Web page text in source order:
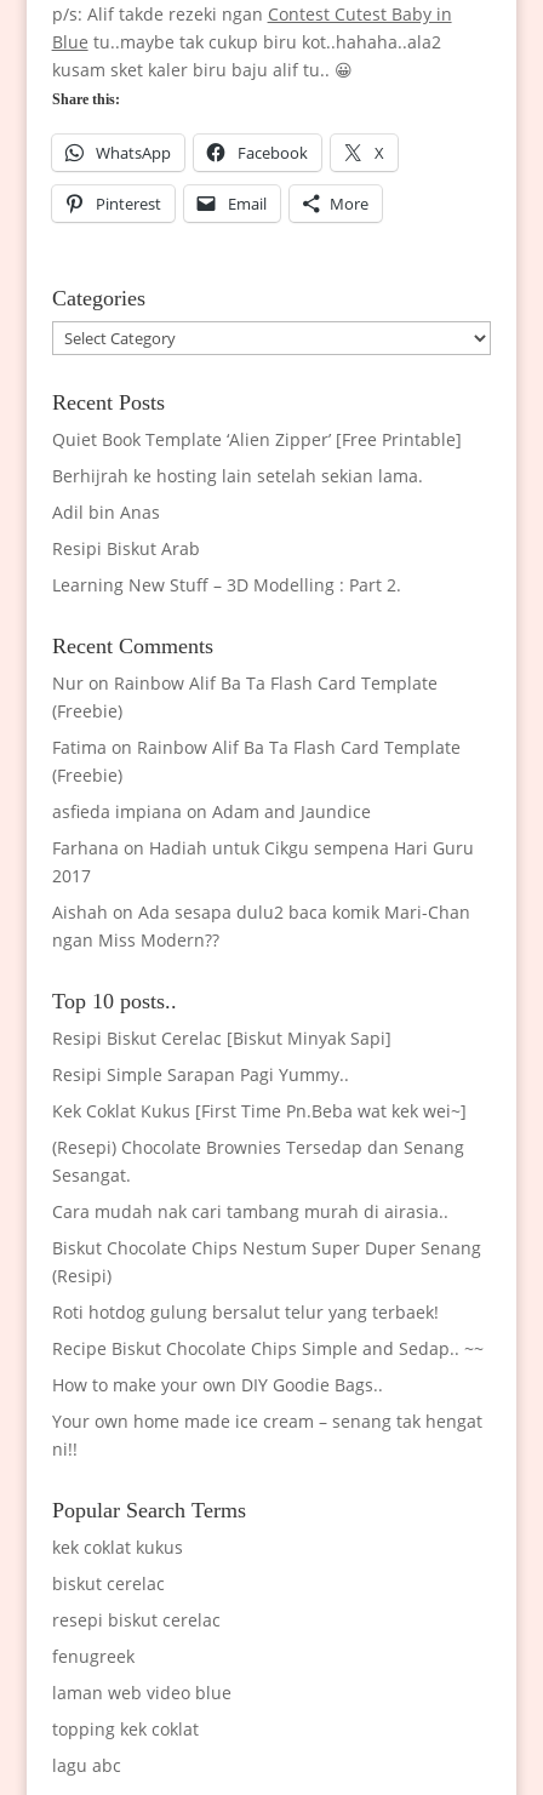
p/s: Alif takde rezeki ngan Contest Cutest Baby in
Blue tu..maybe tak cukup biru kot..hahaha..ala2
kusam sket kaler biru baju alif tu.. 😀
Share this:
WhatsApp Facebook X
Pinterest Email More
Categories
Categories
Recent Posts
Quiet Book Template ‘Alien Zipper’ [Free Printable]
Berhijrah ke hosting lain setelah sekian lama.
Adil bin Anas
Resipi Biskut Arab
Learning New Stuff – 3D Modelling : Part 2.
Recent Comments
Nuron Rainbow Alif Ba Ta Flash Card Template
(Freebie)
Fatima on Rainbow Alif Ba Ta Flash Card Template
(Freebie)
asfieda impiana on Adam and Jaundice
Farhana on Hadiah untuk Cikgu sempena Hari Guru
2017
Aishah on Ada sesapa dulu2 baca komik Mari-Chan
ngan Miss Modern??
Top 10 posts..
Resipi Biskut Cerelac [Biskut Minyak Sapi]
Resipi Simple Sarapan Pagi Yummy..
Kek Coklat Kukus [First Time Pn.Beba wat kek wei~]
(Resepi) Chocolate Brownies Tersedap dan Senang
Sesangat.
Cara mudah nak cari tambang murah di airasia..
Biskut Chocolate Chips Nestum Super Duper Senang
(Resipi)
Roti hotdog gulung bersalut telur yang terbaek!
Recipe Biskut Chocolate Chips Simple and Sedap.. ~~
How to make your own DIY Goodie Bags..
Your own home made ice cream – senang tak hengat
ni!!
Popular Search Terms
kek coklat kukus
biskut cerelac
resepi biskut cerelac
fenugreek
laman web video blue
topping kek coklat
lagu abc